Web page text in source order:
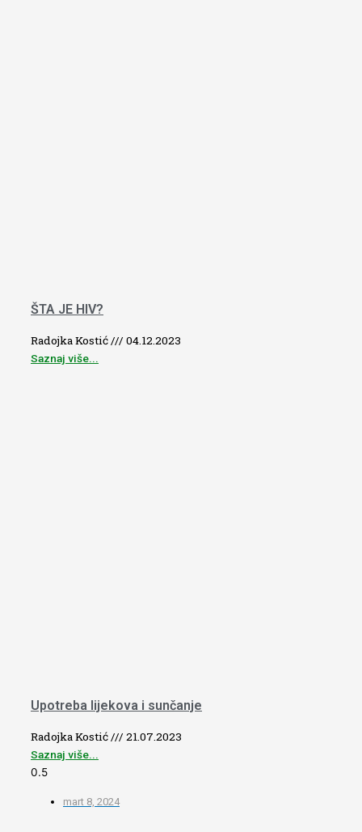
ŠTA JE HIV?
Radojka Kostić 04.12.2023
Saznaj više...
Upotreba lijekova i sunčanje
Radojka Kostić 21.07.2023
Saznaj više...
mart 8, 2024